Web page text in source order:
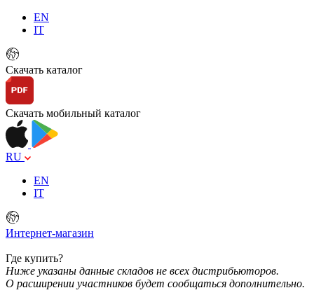
EN
IT
Скачать каталог
Скачать мобильный каталог
RU
EN
IT
Интернет-магазин
Где купить?
Ниже указаны данные складов не всех дистрибьюторов.
О расширении участников будет сообщаться дополнительно.